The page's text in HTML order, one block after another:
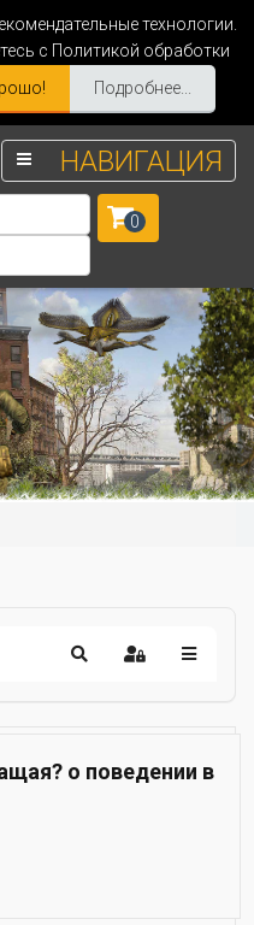
технологии.
с Политикой обработки
Подробнее...
НАВИГАЦИЯ
0
о поведении в